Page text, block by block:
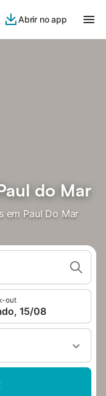
Abrir no app
do Mar
em Paul Do Mar
out
15/08